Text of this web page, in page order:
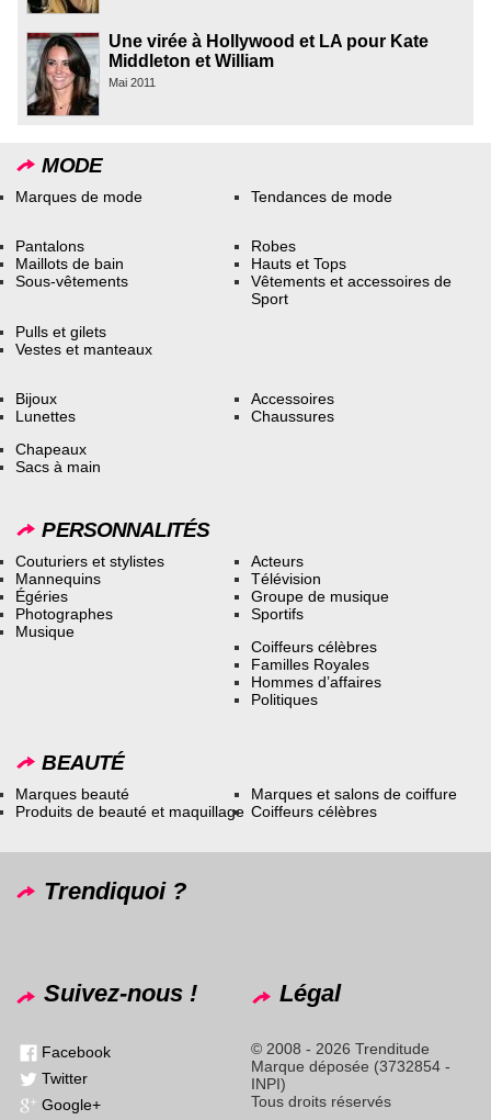
Une virée à Hollywood et LA pour Kate
Middleton et William
Mai 2011
MODE
Marques de mode Tendances de mode
Pantalons
Maillots de bain
Sous-vêtements
Robes
Hauts et Tops
Vêtements et accessoires de
Sport
Pulls et gilets
Vestes et manteaux
Bijoux
Lunettes
Accessoires
Chaussures
Chapeaux
Sacs à main
PERSONNALITÉS
Couturiers et stylistes
Mannequins
Égéries
Photographes
Musique
Acteurs
Télévision
Groupe de musique
Sportifs
Coiffeurs célèbres
Familles Royales
Hommes d’affaires
Politiques
BEAUTÉ
Marques beauté
Produits de beauté et maquillage
Marques et salons de coiffure
Coiffeurs célèbres
Trendiquoi ?
Suivez-nous !
Facebook
Twitter
Google+
Légal
© 2008 - 2026 Trenditude
Marque déposée (3732854 -
INPI)
Tous droits réservés